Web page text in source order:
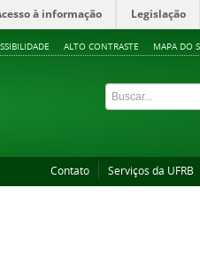
à informação Legislação
ALTO CONTRASTE MAPA DO
Contato Serviços da UFRB